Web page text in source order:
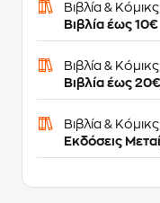
Βιβλία & Κόμικς
Βιβλία έως 10€
Βιβλία & Κόμικς
Βιβλία έως 20€
Βιβλία & Κόμικς
Εκδόσεις